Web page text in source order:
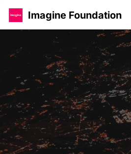
Imagine Foundation